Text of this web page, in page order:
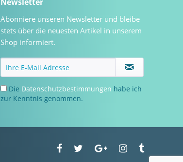
Abonniere unseren Newsletter und bleibe
stets über die neuesten Artikel in unserem
Shop informiert.
Die Datenschutzbestimmungen habe ich
zur Kenntnis genommen.